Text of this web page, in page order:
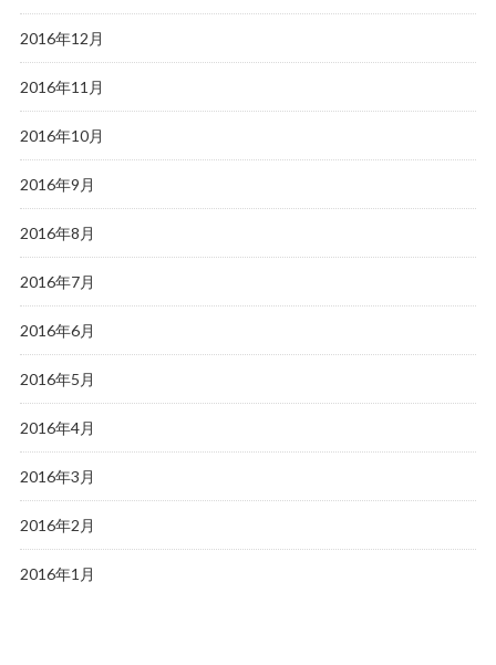
2016年12月
2016年11月
2016年10月
2016年9月
2016年8月
2016年7月
2016年6月
2016年5月
2016年4月
2016年3月
2016年2月
2016年1月